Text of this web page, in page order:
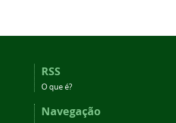
RSS
O que é?
Navegação